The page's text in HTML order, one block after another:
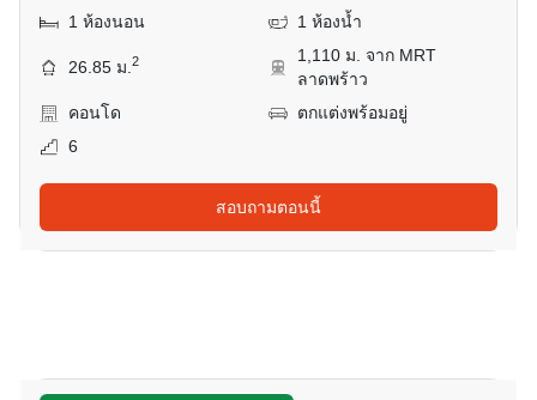
1 ห้องนอน 1 ห้องน้ำ
26.85 ม.2
1,110 ม. จาก MRT
ลาดพร้าว
คอนโด
ตกแต่งพร้อมอยู่
6
สอบถามตอนนี้